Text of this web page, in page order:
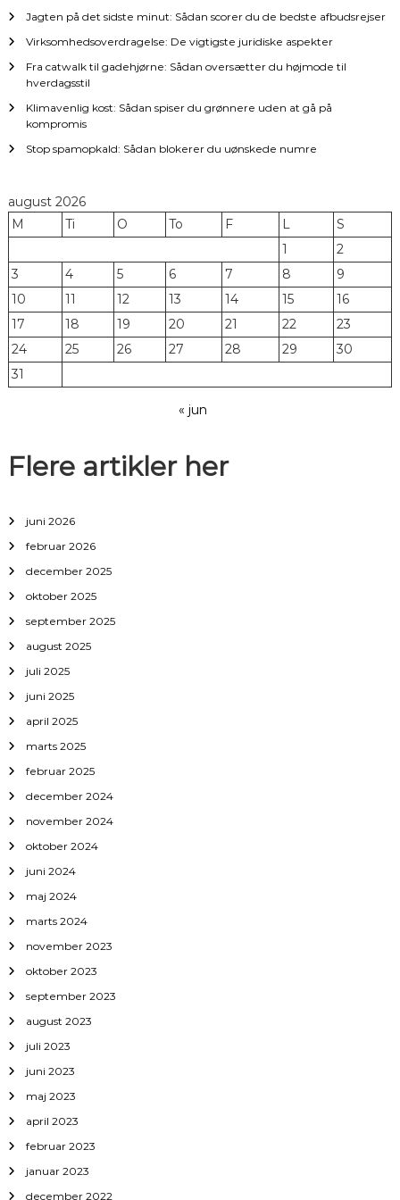
o
n
Jagten på det sidste minut: Sådan scorer du de bedste afbudsrejser
Virksomhedsoverdragelse: De vigtigste juridiske aspekter
Fra catwalk til gadehjørne: Sådan oversætter du højmode til
hverdagsstil
Klimavenlig kost: Sådan spiser du grønnere uden at gå på
kompromis
Stop spamopkald: Sådan blokerer du uønskede numre
august 2026
M
Ti O To F L
S
1
2
3
4 5 6 7 8
9
10
11 12 13 14 15
16
17
18 19 20 21 22
23
24
25 26 27 28 29
30
31
« jun
Flere artikler her
juni 2026
februar 2026
december 2025
oktober 2025
september 2025
august 2025
juli 2025
juni 2025
april 2025
marts 2025
februar 2025
december 2024
november 2024
oktober 2024
juni 2024
maj 2024
marts 2024
november 2023
oktober 2023
september 2023
august 2023
juli 2023
juni 2023
maj 2023
april 2023
februar 2023
januar 2023
december 2022